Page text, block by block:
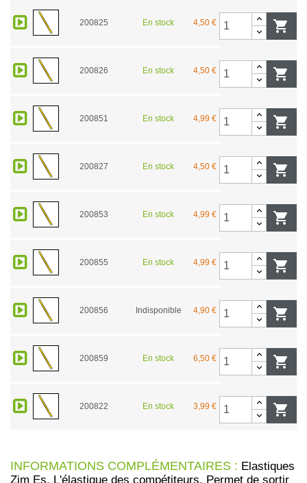
200825 En stock 4,50 € 
200826 En stock 4,50 € 
200851 En stock 4,99 € 
200827 En stock 4,50 € 
200853 En stock 4,99 € 
200855 En stock 4,99 € 
200856 Indisponible 4,90 € 
200859 En stock 6,50 € 
200822 En stock 3,99 € 
INFORMATIONS COMPLÉMENTAIRES : Elastiques
Zim Es. L'élastique des compétiteurs. Permet de sortir